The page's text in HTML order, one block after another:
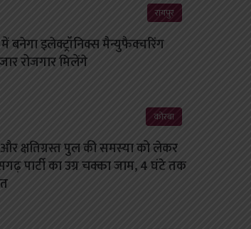
रायपुर
बनेगा इलेक्ट्रॉनिक्स मैन्युफैक्चरिंग
रोजगार मिलेंगे
कोरबा
क्षतिग्रस्त पुल की समस्या को लेकर
पार्टी का उग्र चक्का जाम, 4 घंटे तक